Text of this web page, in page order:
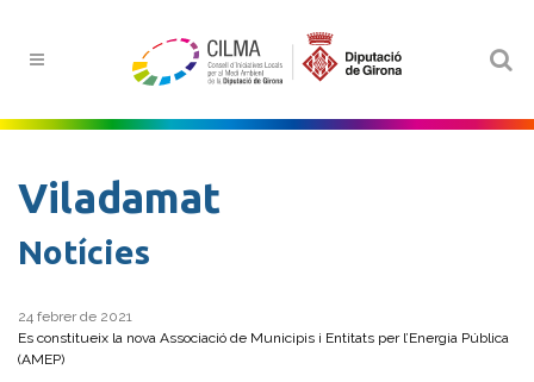
Viladamat
Notícies
24 febrer de 2021
Es constitueix la nova Associació de Municipis i Entitats per l’Energia Pública
(AMEP)